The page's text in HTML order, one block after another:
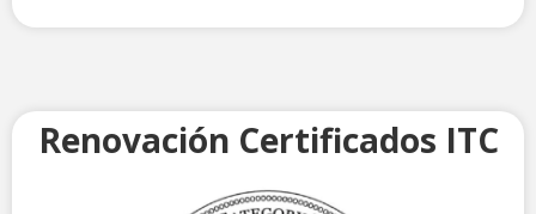
Renovación Certificados ITC